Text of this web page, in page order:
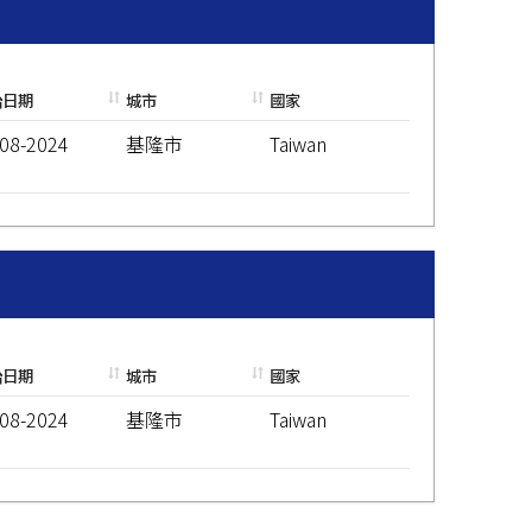
期 城市 國家
2024 基隆市 Taiwan
期 城市 國家
2024 基隆市 Taiwan